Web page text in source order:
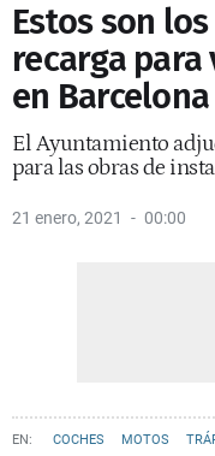
Estos son
recarga
en Barcelona
El Ayuntamiento
para las obras de
21 enero, 2021 00:00
COCHES MOTOS